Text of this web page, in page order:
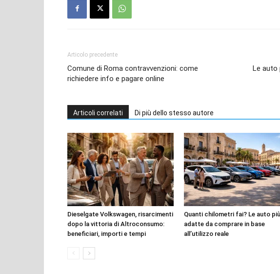
Articolo precedente
Comune di Roma contravvenzioni: come
richiedere info e pagare online
Le auto
Articoli correlati Di più dello stesso autore
Dieselgate Volkswagen, risarcimenti
dopo la vittoria di Altroconsumo:
beneficiari, importi e tempi
Quanti chilometri fai? Le auto più
adatte da comprare in base
all’utilizzo reale